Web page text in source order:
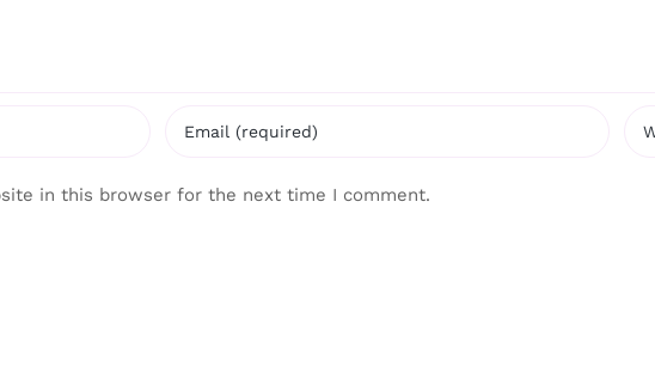
in this browser for the next time I comment.